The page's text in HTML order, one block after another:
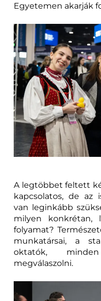
Egyetemen akarják
A legtöbbet feltett
kapcsolatos, de az
van leginkább
milyen konkrétan,
folyamat?
munkatársai, a
oktatók,
megválaszolni.